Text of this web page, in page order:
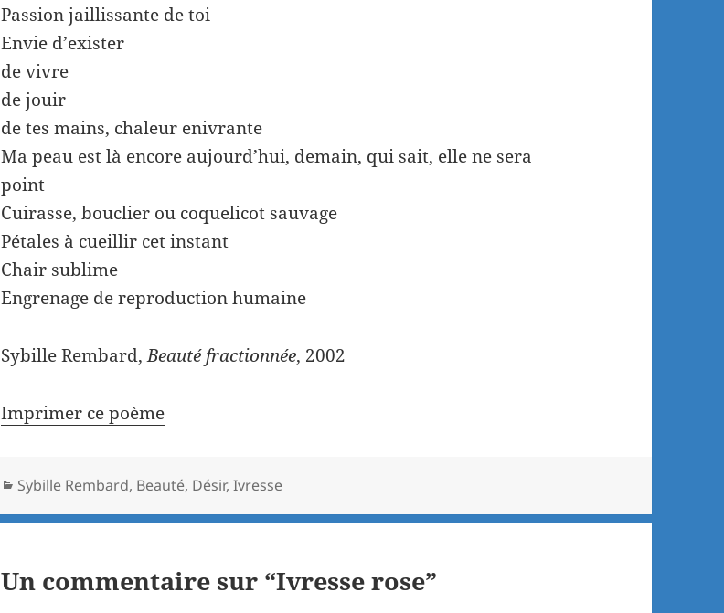
Passion jaillissante de toi
Envie d’exister
de vivre
de jouir
de tes mains, chaleur enivrante
Ma peau est là encore aujourd’hui, demain, qui sait, elle ne sera
point
Cuirasse, bouclier ou coquelicot sauvage
Pétales à cueillir cet instant
Chair sublime
Engrenage de reproduction humaine
Sybille Rembard,Beauté fractionnée, 2002
Imprimer ce poème
Catégories
Sybille Rembard, Beauté, Désir,Ivresse
Un commentaire sur “Ivresse rose”